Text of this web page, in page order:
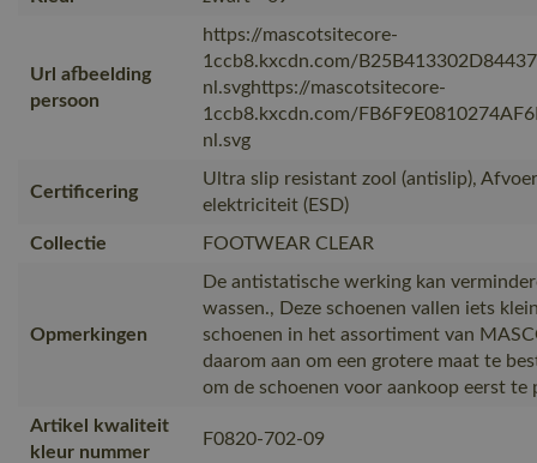
Url afbeelding
persoon
https://mascotsitecore-
1ccb8.kxcdn.com/
nl.svghttps://mascotsitecore-
1ccb8.kxcdn.com/
nl.svg
Certificering
Ultra slip resistant zool (antislip),
elektriciteit (ESD)
Collectie
FOOTWEAR CLEAR
Opmerkingen
De antistatische werking kan
wassen., Deze schoenen vallen iets
schoenen in het assortiment van
daarom aan om een grotere maat te
om de schoenen voor aankoop eerst te
Artikel kwaliteit
kleur nummer
F0820-702-09